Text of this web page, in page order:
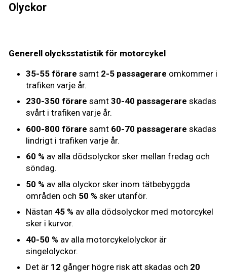
Olyckor
Generell olycksstatistik för motorcykel
35-55 förare samt 2-5 passagerare omkommer i
trafiken varje år.
230-350 förare samt 30-40 passagerare skadas
svårt i trafiken varje år.
600-800 förare samt 60-70 passagerare skadas
lindrigt i trafiken varje år.
60 % av alla dödsolyckor sker mellan fredag och
söndag.
50 % av alla olyckor sker inom tätbebyggda
områden och 50 % sker utanför.
Nästan 45 % av alla dödsolyckor med motorcykel
sker i kurvor.
40-50 % av alla motorcykelolyckor är
singelolyckor.
Det är 12 gånger högre risk att skadas och 20